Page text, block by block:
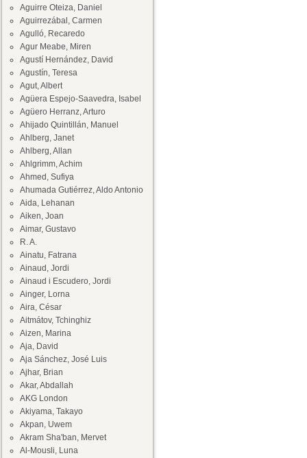
Aguirre Oteiza, Daniel
Aguirrezábal, Carmen
Agulló, Recaredo
Agur Meabe, Miren
Agustí Hernández, David
Agustín, Teresa
Agut, Albert
Agüera Espejo-Saavedra, Isabel
Agüero Herranz, Arturo
Ahijado Quintillán, Manuel
Ahlberg, Janet
Ahlberg, Allan
Ahlgrimm, Achim
Ahmed, Sufiya
Ahumada Gutiérrez, Aldo Antonio
Aida, Lehanan
Aiken, Joan
Aimar, Gustavo
R. A.
Ainatu, Fatrana
Ainaud, Jordi
Ainaud i Escudero, Jordi
Ainger, Lorna
Aira, César
Aitmátov, Tchinghiz
Aizen, Marina
Aja, David
Aja Sánchez, José Luis
Ajhar, Brian
Akar, Abdallah
AKG London
Akiyama, Takayo
Akpan, Uwem
Akram Sha'ban, Mervet
Al-Mousli, Luna